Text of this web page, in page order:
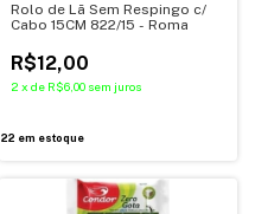
Rolo de Lã Sem Respingo c/
Cabo 15CM 822/15 - Roma
R$12,00
2 x de R$6,00 sem juros
22 em estoque